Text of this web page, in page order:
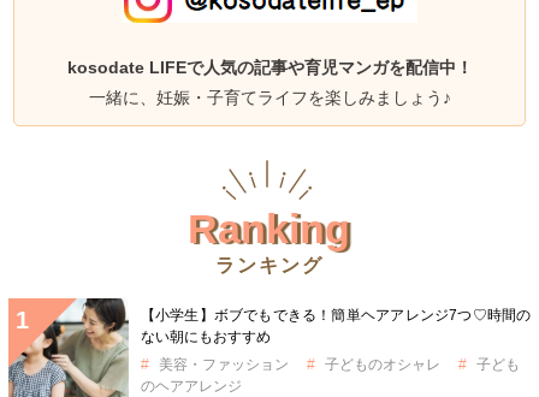
kosodate LIFEで人気の記事や育児マンガを配信中！
一緒に、妊娠・子育てライフを楽しみましょう♪
Ranking
ランキング
【小学生】ボブでもできる！簡単ヘアアレンジ7つ♡時間の
ない朝にもおすすめ
美容・ファッション
子どものオシャレ
子ども
のヘアアレンジ